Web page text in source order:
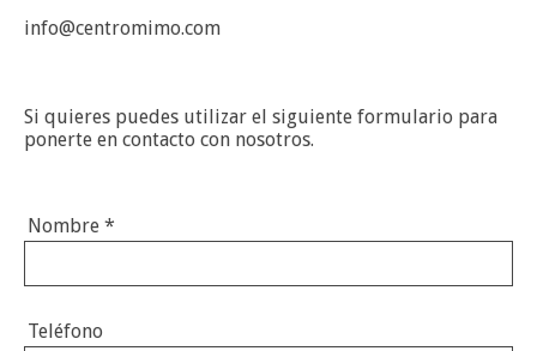
Si quieres puedes utilizar el siguiente formulario para
ponerte en contacto con nosotros.
info@centromimo.com
Nombre *
Teléfono